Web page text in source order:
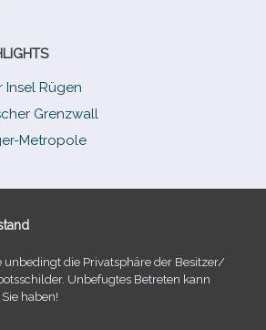
Insel Rügen
Grenzwall
Metropole
unbe­dingt die Privatsphäre der Besitzer/​
Unbefugtes Betreten kann
haben!